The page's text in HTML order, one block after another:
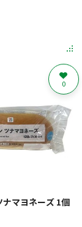
ナマヨネーズ 1個
0